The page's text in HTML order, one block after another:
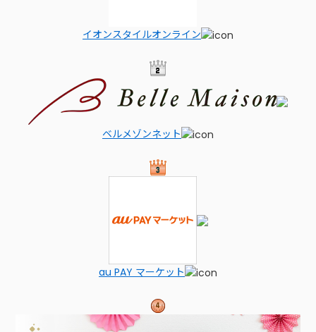
イオンスタイルオンライン
ベルメゾンネット
au PAY マーケット